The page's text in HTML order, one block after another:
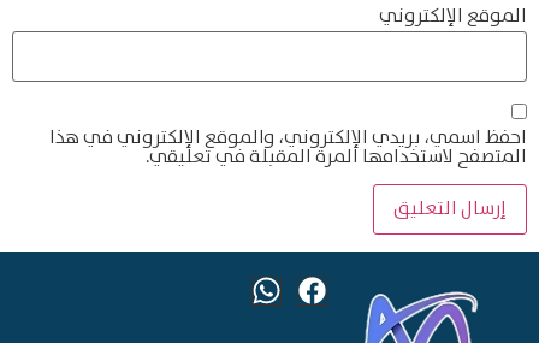
الموقع الإلكتروني
احفظ اسمي، بريدي الإلكتروني، والموقع الإلكتروني في هذا
المتصفح لاستخدامها المرة المقبلة في تعليقي.